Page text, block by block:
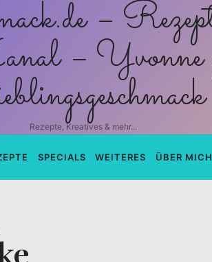
Rezepte, Kreatives & mehr...
SPECIALS WEITERES ÜBER MICH